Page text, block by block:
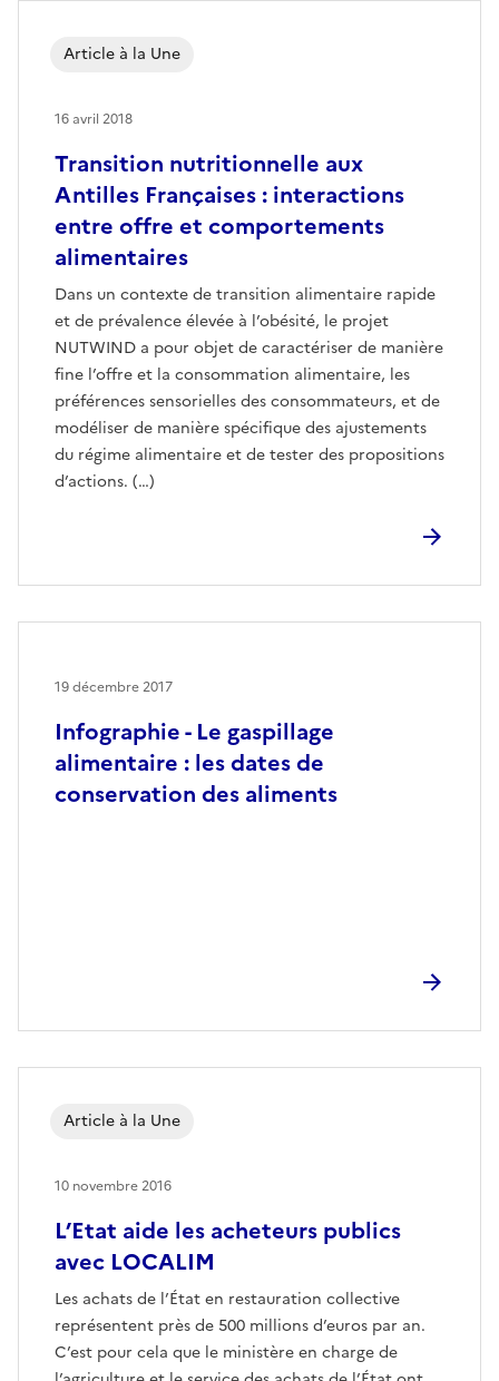
Transition nutritionnelle aux
Antilles Françaises : interactions
entre offre et comportements
alimentaires
Dans un contexte de transition alimentaire rapide
et de prévalence élevée à l’obésité, le projet
NUTWIND a pour objet de caractériser de manière
fine l’offre et la consommation alimentaire, les
préférences sensorielles des consommateurs, et de
modéliser de manière spécifique des ajustements
du régime alimentaire et de tester des propositions
d’actions. (…)
Article à la Une
16 avril 2018
Infographie - Le gaspillage
alimentaire : les dates de
conservation des aliments
19 décembre 2017
L’Etat aide les acheteurs publics
avec LOCALIM
Les achats de l’État en restauration collective
représentent près de 500 millions d’euros par an.
C’est pour cela que le ministère en charge de
Article à la Une
10 novembre 2016